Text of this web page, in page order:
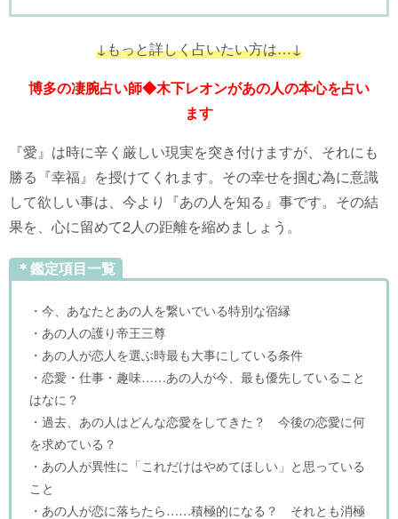
↓もっと詳しく占いたい方は…↓
博多の凄腕占い師◆木下レオンがあの人の本心を占い
ます
『愛』は時に辛く厳しい現実を突き付けますが、それにも
勝る『幸福』を授けてくれます。その幸せを掴む為に意識
して欲しい事は、今より『あの人を知る』事です。その結
果を、心に留めて2人の距離を縮めましょう。
＊鑑定項目一覧
・今、あなたとあの人を繋いでいる特別な宿縁
・あの人の護り帝王三尊
・あの人が恋人を選ぶ時最も大事にしている条件
・恋愛・仕事・趣味……あの人が今、最も優先していること
はなに？
・過去、あの人はどんな恋愛をしてきた？ 今後の恋愛に何
を求めている？
・あの人が異性に「これだけはやめてほしい」と思っている
こと
・あの人が恋に落ちたら……積極的になる？ それとも消極